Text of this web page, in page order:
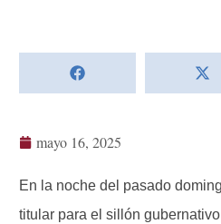
mayo 16, 2025
En la noche del pasado
titular para el sillón